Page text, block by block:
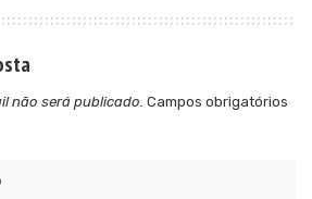
não será publicado. Campos obrigatórios